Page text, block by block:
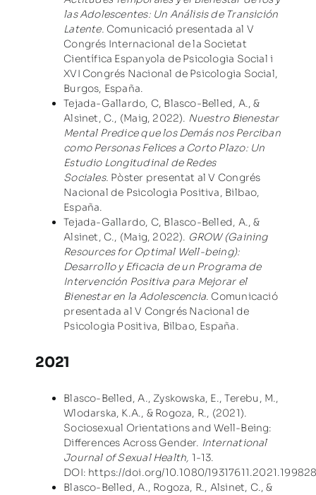
las Adolescentes: Un Análisis de Transición
Latente. Comunicació presentada al V
Congrés Internacional de la Societat
Científica Espanyola de Psicologia Social i
XVI Congrés Nacional de Psicologia Social,
Burgos, España.
Tejada-Gallardo, C, Blasco-Belled, A., &
Alsinet, C., (Maig, 2022). Nuestro Bienestar
Mental Predice que los Demás nos Perciban
como Personas Felices a Corto Plazo: Un
Estudio Longitudinal de Redes
Sociales. Pòster presentat al V Congrés
Nacional de Psicologia Positiva, Bilbao,
España.
Tejada-Gallardo, C, Blasco-Belled, A., &
Alsinet, C., (Maig, 2022). GROW (Gaining
Resources for Optimal Well-being):
Desarrollo y Eficacia de un Programa de
Intervención Positiva para Mejorar el
Bienestar en la Adolescencia. Comunicació
presentada al V Congrés Nacional de
Psicologia Positiva, Bilbao, España.
2021
Blasco-Belled, A., Zyskowska, E., Terebu, M.,
Wlodarska, K.A., & Rogoza, R., (2021).
Sociosexual Orientations and Well-Being:
Differences Across Gender. International
Journal of Sexual Health, 1-13.
DOI: https://doi.org/10.1080/
Blasco-Belled, A., Rogoza, R., Alsinet, C., &